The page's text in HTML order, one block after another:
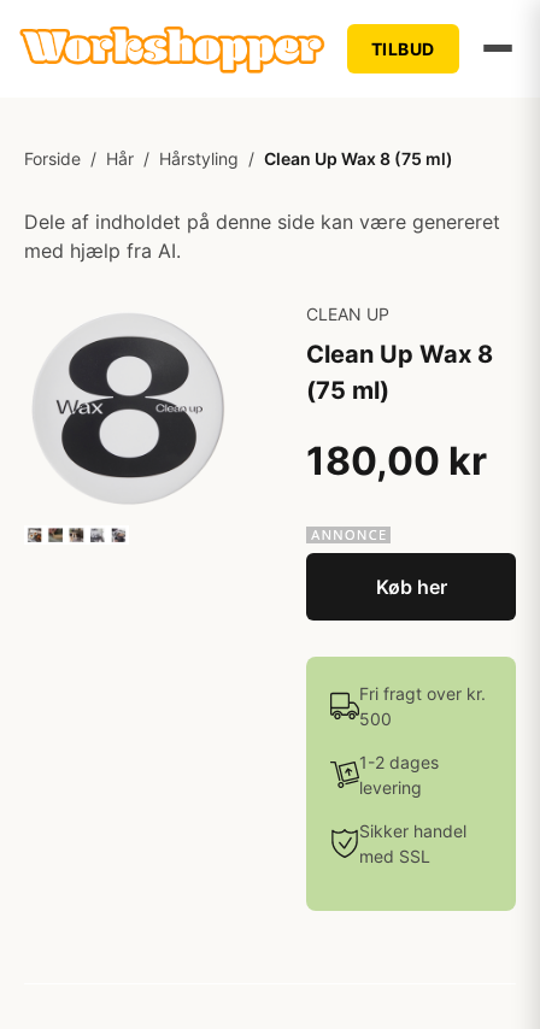
TILBUD
Forside / Hår / Hårstyling / Clean Up Wax 8 (75 ml)
Dele af indholdet på denne side kan være genereret
med hjælp fra AI.
CLEAN UP
Clean Up Wax 8
(75 ml)
180,00 kr
Køb her
Fri fragt over kr.
500
1-2 dages
levering
Sikker handel
med SSL